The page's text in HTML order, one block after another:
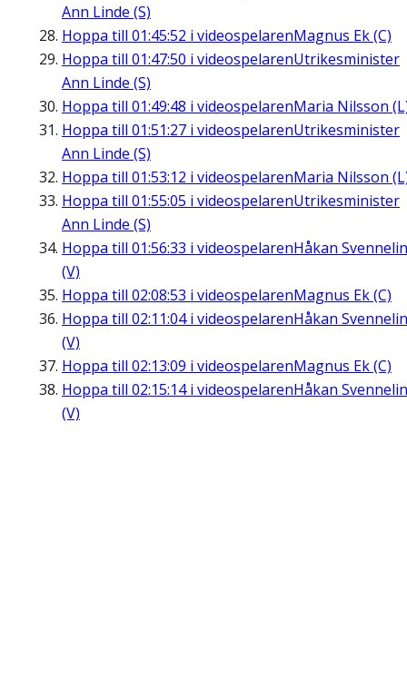
Ann Linde (S)
Hoppa till 01:45:52 i videospelarenMagnus Ek (C)
Hoppa till 01:47:50 i videospelarenUtrikesminister
Ann Linde (S)
Hoppa till 01:49:48 i videospelarenMaria Nilsson
Hoppa till 01:51:27 i videospelarenUtrikesminister
Ann Linde (S)
Hoppa till 01:53:12 i videospelarenMaria Nilsson
Hoppa till 01:55:05 i videospelarenUtrikesminister
Ann Linde (S)
Hoppa till 01:56:33 i videospelarenHåkan
(V)
Hoppa till 02:08:53 i videospelarenMagnus Ek (C)
Hoppa till 02:11:04i videospelarenHåkan
(V)
Hoppa till 02:13:09 i videospelarenMagnus Ek (C)
Hoppa till 02:15:14i videospelarenHåkan
(V)